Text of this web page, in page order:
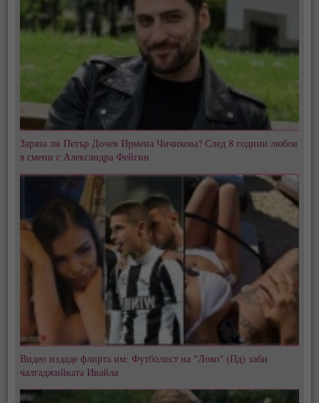
Заряза ли Петър Дочев Ирмена Чичикова? След 8 години любов
я смени с Александра Фейгин
Видео издаде флирта им: Футболист на "Локо" (Пд) заби
чалгаджийката Ивайла